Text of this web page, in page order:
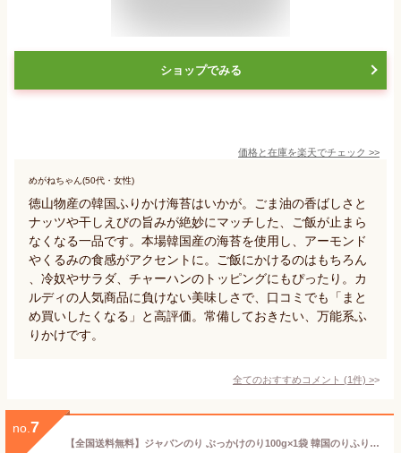
ショップでみる
価格と在庫を楽天でチェック >>
めがねちゃん(50代・女性)
徳山物産の韓国ふりかけ海苔はいかが。ごま油の香ばしさと
ナッツや干しえびの旨みが絶妙にマッチした、ご飯が止まら
なくなる一品です。本場韓国産の海苔を使用し、アーモンド
やくるみの食感がアクセントに。ご飯にかけるのはもちろん
、冷奴やサラダ、チャーハンのトッピングにもぴったり。カ
ルディの人気商品に負けない美味しさで、口コミでも「まと
め買いしたくなる」と高評価。常備しておきたい、万能系ふ
りかけです。
全てのおすすめコメント (1件) >
no. 7
【全国送料無料】ジャバンのり ぶっかけのり100g×1袋 韓国のりふりかけ 韓国海苔ふりかけ 韓国海苔 オクドンザ ザバン ふりかけ ジャバンのり のりフレーク ふりかけ/明太子 フリカケ/ビビゴ 海苔ジャバン ふりかけさん